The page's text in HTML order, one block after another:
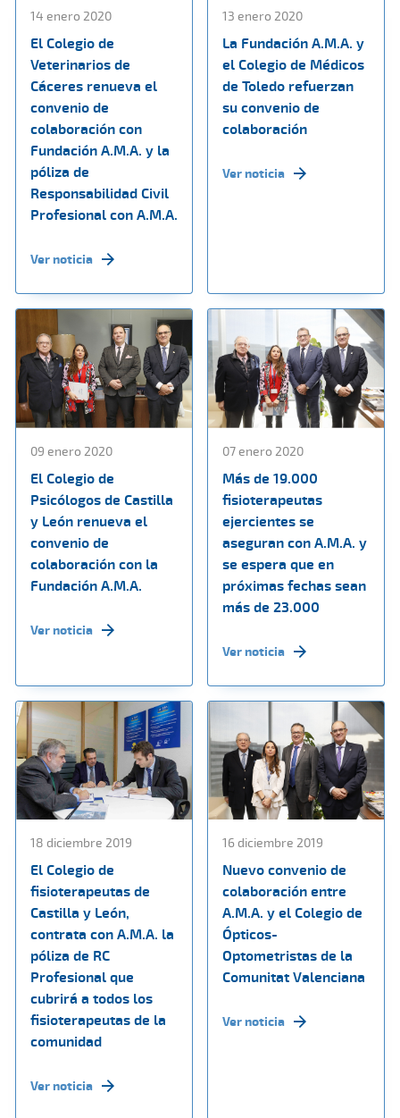
14 enero 2020
El Colegio de
Veterinarios de
Cáceres renueva el
convenio de
colaboración con
Fundación A.M.A. y la
póliza de
Responsabilidad Civil
Profesional con A.M.A.
Ver noticia
13 enero 2020
La Fundación A.M.A. y
el Colegio de Médicos
de Toledo refuerzan
su convenio de
colaboración
Ver noticia
09 enero 2020
El Colegio de
Psicólogos de Castilla
y León renueva el
convenio de
colaboración con la
Fundación A.M.A.
Ver noticia
07 enero 2020
Más de 19.000
fisioterapeutas
ejercientes se
aseguran con A.M.A. y
se espera que en
próximas fechas sean
más de 23.000
Ver noticia
18 diciembre 2019
El Colegio de
fisioterapeutas de
Castilla y León,
contrata con A.M.A. la
póliza de RC
Profesional que
cubrirá a todos los
fisioterapeutas de la
comunidad
Ver noticia
16 diciembre 2019
Nuevo convenio de
colaboración entre
A.M.A. y el Colegio de
Ópticos-
Optometristas de la
Comunitat Valenciana
Ver noticia